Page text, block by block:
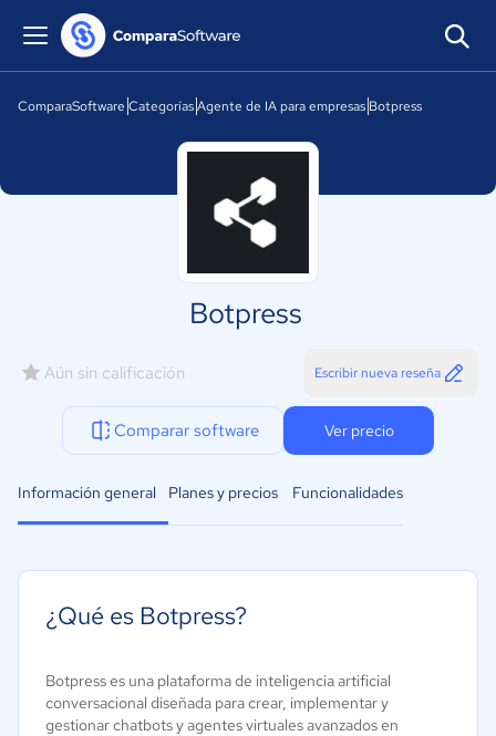
ComparaSoftware CategoríasAgente de IA para empresas Botpress
Botpress
Aún sin calificación Escribir nueva reseña
Comparar software Ver precio
Información general Planes y precios Funcionalidades
¿Qué es Botpress?
Botpress es una plataforma de inteligencia artificial
conversacional diseñada para crear, implementar y
gestionar chatbots y agentes virtuales avanzados en